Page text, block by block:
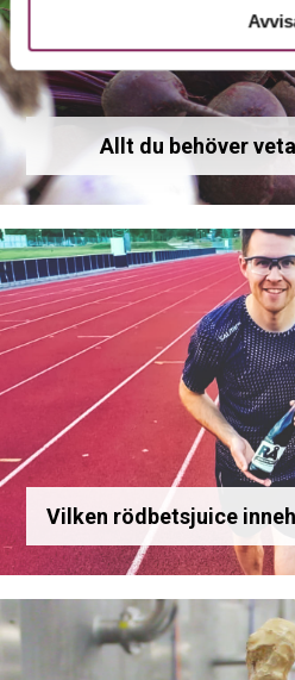
Allt du behöver
Vilken rödbetsjuice